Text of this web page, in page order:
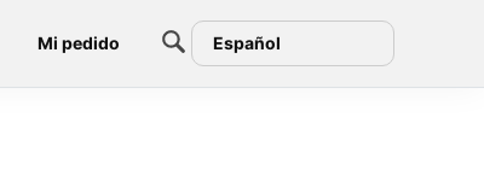
Mi pedido Español